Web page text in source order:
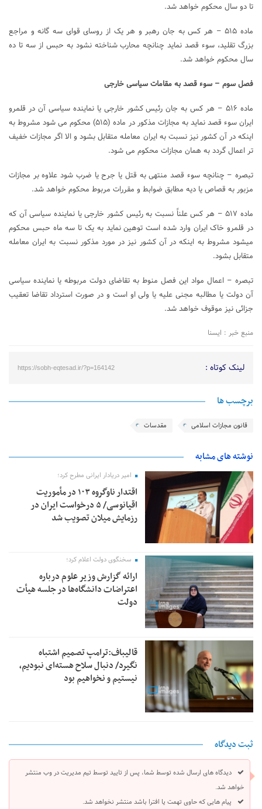
تا دو سال محکوم خواهد شد.
ماده ۵۱۵ – هر کس به جان رهبر و هر یک از روسای قوای سه ‌گانه و مراجع
بزرگ تقلید، سوء قصد نماید چنانچه محارب شناخته نشود به حبس از سه تا ده
سال محکوم خواهد شد.
فصل سوم – سوء ‌قصد به مقامات سیاسی خارجی
ماده ۵۱۶ – هر کس به جان رئیس کشور خارجی یا نماینده سیاسی آن در قلمرو
ایران سوء‌ قصد نماید به مجازات مذکور در ماده (۵۱۵) محکوم می ‌شود ‌مشروط به
اینکه در آن کشور نیز نسبت به ایران معامله متقابل بشود و الا اگر مجازات خفیف
‌تر اعمال گردد به همان مجازات محکوم می ‌شود.
تبصره – چنانچه سوء ‌قصد منتهی به قتل یا جرح یا ضرب شود علاوه بر مجازات
مزبور به قصاص یا دیه مطابق ضوابط و مقررات مربوط محکوم ‌خواهد شد.
ماده ۵۱۷ – هر کس علناً نسبت به رئیس کشور خارجی یا نماینده سیاسی آن که
در قلمرو خاک ایران وارد شده است توهین نماید به یک تا سه ماه‌ حبس محکوم
میشود مشروط به اینکه در آن کشور نیز در مورد مذکور نسبت به ایران معامله
متقابل بشود.
تبصره – اعمال مواد این فصل منوط به تقاضای دولت مربوطه یا نماینده سیاسی
آن دولت یا مطالبه مجنی ‌علیه یا ولی او است و در صورت استرداد تقاضا تعقیب
جزائی نیز موقوف خواهد شد.
منبع خبر : ایسنا
لینک کوتاه : https://sobh-eqtesad.ir/?p=164142
برچسب ها
قانون مجازات اسلامی مقدسات
نوشته های مشابه
امیر دریادار ایرانی مطرح کرد؛
اقتدار ناوگروه ۱۰۳ در مأموریت‌
اقیانوسی/ ۵ درخواست ایران در
رزمایش میلان تصویب شد
سخنگوی دولت اعلام کرد؛
ارائه گزارش وزیر علوم درباره
اعتراضات دانشگاه‌ها در جلسه هیأت
دولت
قالیباف:ترامپ تصمیم اشتباه
نگیرد/ دنبال سلاح هسته‌ای نبودیم،
نیستیم و نخواهیم بود
ثبت دیدگاه
دیدگاه های ارسال شده توسط شما، پس از تایید توسط تیم مدیریت در وب منتشر
خواهد شد.
پیام هایی که حاوی تهمت یا افترا باشد منتشر نخواهد شد.